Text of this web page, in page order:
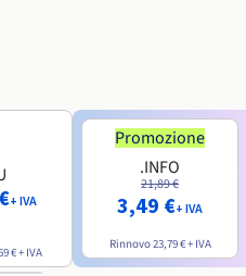
+ IVA
€+ IVA
Promozione
.INFO
21,89 €
3,49 €+ IVA
Rinnovo23,79 €+ IVA